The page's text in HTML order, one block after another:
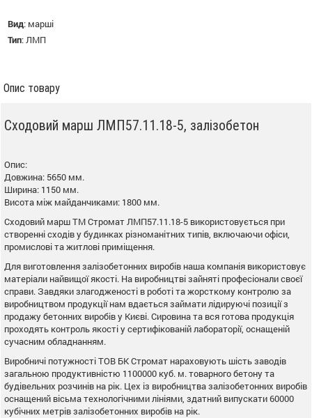
Вид: марші
Тип: ЛМП
Опис товару
Сходовий марш ЛМП57.11.18-5, залізобетон
Опис:
Довжина: 5650 мм.
Ширина: 1150 мм.
Висота між майданчиками: 1800 мм.
Сходовий марш ТМ Стромат ЛМП57.11.18-5 використовується при
створенні сходів у будинках різноманітних типів, включаючи офіси,
промислові та житлові приміщення.
Для виготовлення залізобетонних виробів наша компанія використовує
матеріали найвищої якості. На виробництві зайняті професіонали своєї
справи. Завдяки злагодженості в роботі та жорсткому контролю за
виробництвом продукції нам вдається займати лідируючі позиції з
продажу бетонних виробів у Києві. Сировина та вся готова продукція
проходять контроль якості у сертифікованій лабораторії, оснащеній
сучасним обладнанням.
Виробничі потужності ТОВ БК Стромат нараховують шість заводів
загальною продуктивністю 1100000 куб. м. товарного бетону та
будівельних розчинів на рік. Цех із виробництва залізобетонних виробів
оснащений вісьма технологічними лініями, здатний випускати 60000
кубічних метрів залізобетонних виробів на рік.